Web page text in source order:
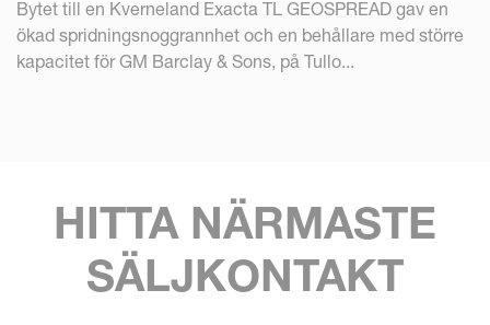
Bytet till en Kverneland Exacta TL GEOSPREAD gav en
ökad spridningsnoggrannhet och en behållare med större
kapacitet för GM Barclay & Sons, på Tullo...
HITTA NÄRMASTE
SÄLJKONTAKT